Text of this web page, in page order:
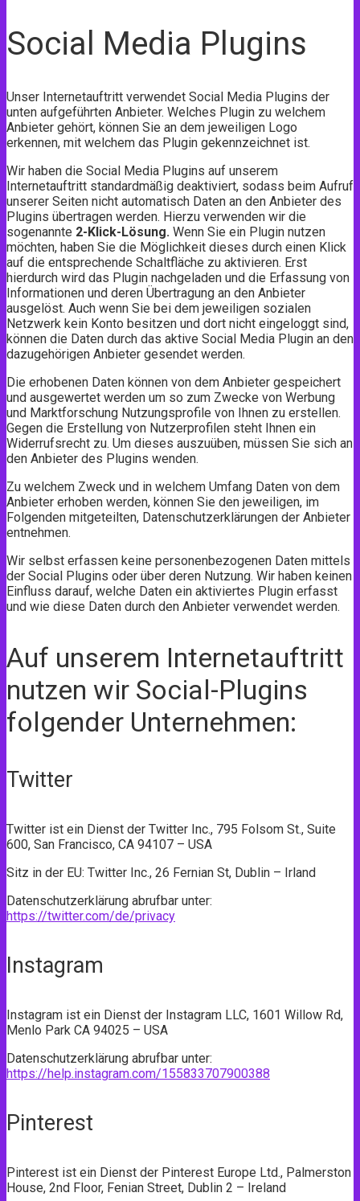
Social Media Plugins
Unser Internetauftritt verwendet Social Media Plugins der
unten aufgeführten Anbieter. Welches Plugin zu welchem
Anbieter gehört, können Sie an dem jeweiligen Logo
erkennen, mit welchem das Plugin gekennzeichnet ist.
Wir haben die Social Media Plugins auf unserem
Internetauftritt standardmäßig deaktiviert, sodass beim Aufruf
unserer Seiten nicht automatisch Daten an den Anbieter des
Plugins übertragen werden. Hierzu verwenden wir die
sogenannte 2-Klick-Lösung. Wenn Sie ein Plugin nutzen
möchten, haben Sie die Möglichkeit dieses durch einen Klick
auf die entsprechende Schaltfläche zu aktivieren. Erst
hierdurch wird das Plugin nachgeladen und die Erfassung von
Informationen und deren Übertragung an den Anbieter
ausgelöst. Auch wenn Sie bei dem jeweiligen sozialen
Netzwerk kein Konto besitzen und dort nicht eingeloggt sind,
können die Daten durch das aktive Social Media Plugin an den
dazugehörigen Anbieter gesendet werden.
Die erhobenen Daten können von dem Anbieter gespeichert
und ausgewertet werden um so zum Zwecke von Werbung
und Marktforschung Nutzungsprofile von Ihnen zu erstellen.
Gegen die Erstellung von Nutzerprofilen steht Ihnen ein
Widerrufsrecht zu. Um dieses auszuüben, müssen Sie sich an
den Anbieter des Plugins wenden.
Zu welchem Zweck und in welchem Umfang Daten von dem
Anbieter erhoben werden, können Sie den jeweiligen, im
Folgenden mitgeteilten, Datenschutzerklärungen der Anbieter
entnehmen.
Wir selbst erfassen keine personenbezogenen Daten mittels
der Social Plugins oder über deren Nutzung. Wir haben keinen
Einfluss darauf, welche Daten ein aktiviertes Plugin erfasst
und wie diese Daten durch den Anbieter verwendet werden.
Auf unserem Internetauftritt
nutzen wir Social-Plugins
folgender Unternehmen:
Twitter
Twitter ist ein Dienst der Twitter Inc., 795 Folsom St., Suite
600, San Francisco, CA 94107 – USA
Sitz in der EU: Twitter Inc., 26 Fernian St, Dublin – Irland
Datenschutzerklärung abrufbar unter:
https://twitter.com/de/privacy
Instagram
Instagram ist ein Dienst der Instagram LLC, 1601 Willow Rd,
Menlo Park CA 94025 – USA
Datenschutzerklärung abrufbar unter:
https://help.instagram.com/155833707900388
Pinterest
Pinterest ist ein Dienst der Pinterest Europe Ltd., Palmerston
House, 2nd Floor, Fenian Street, Dublin 2 – Ireland